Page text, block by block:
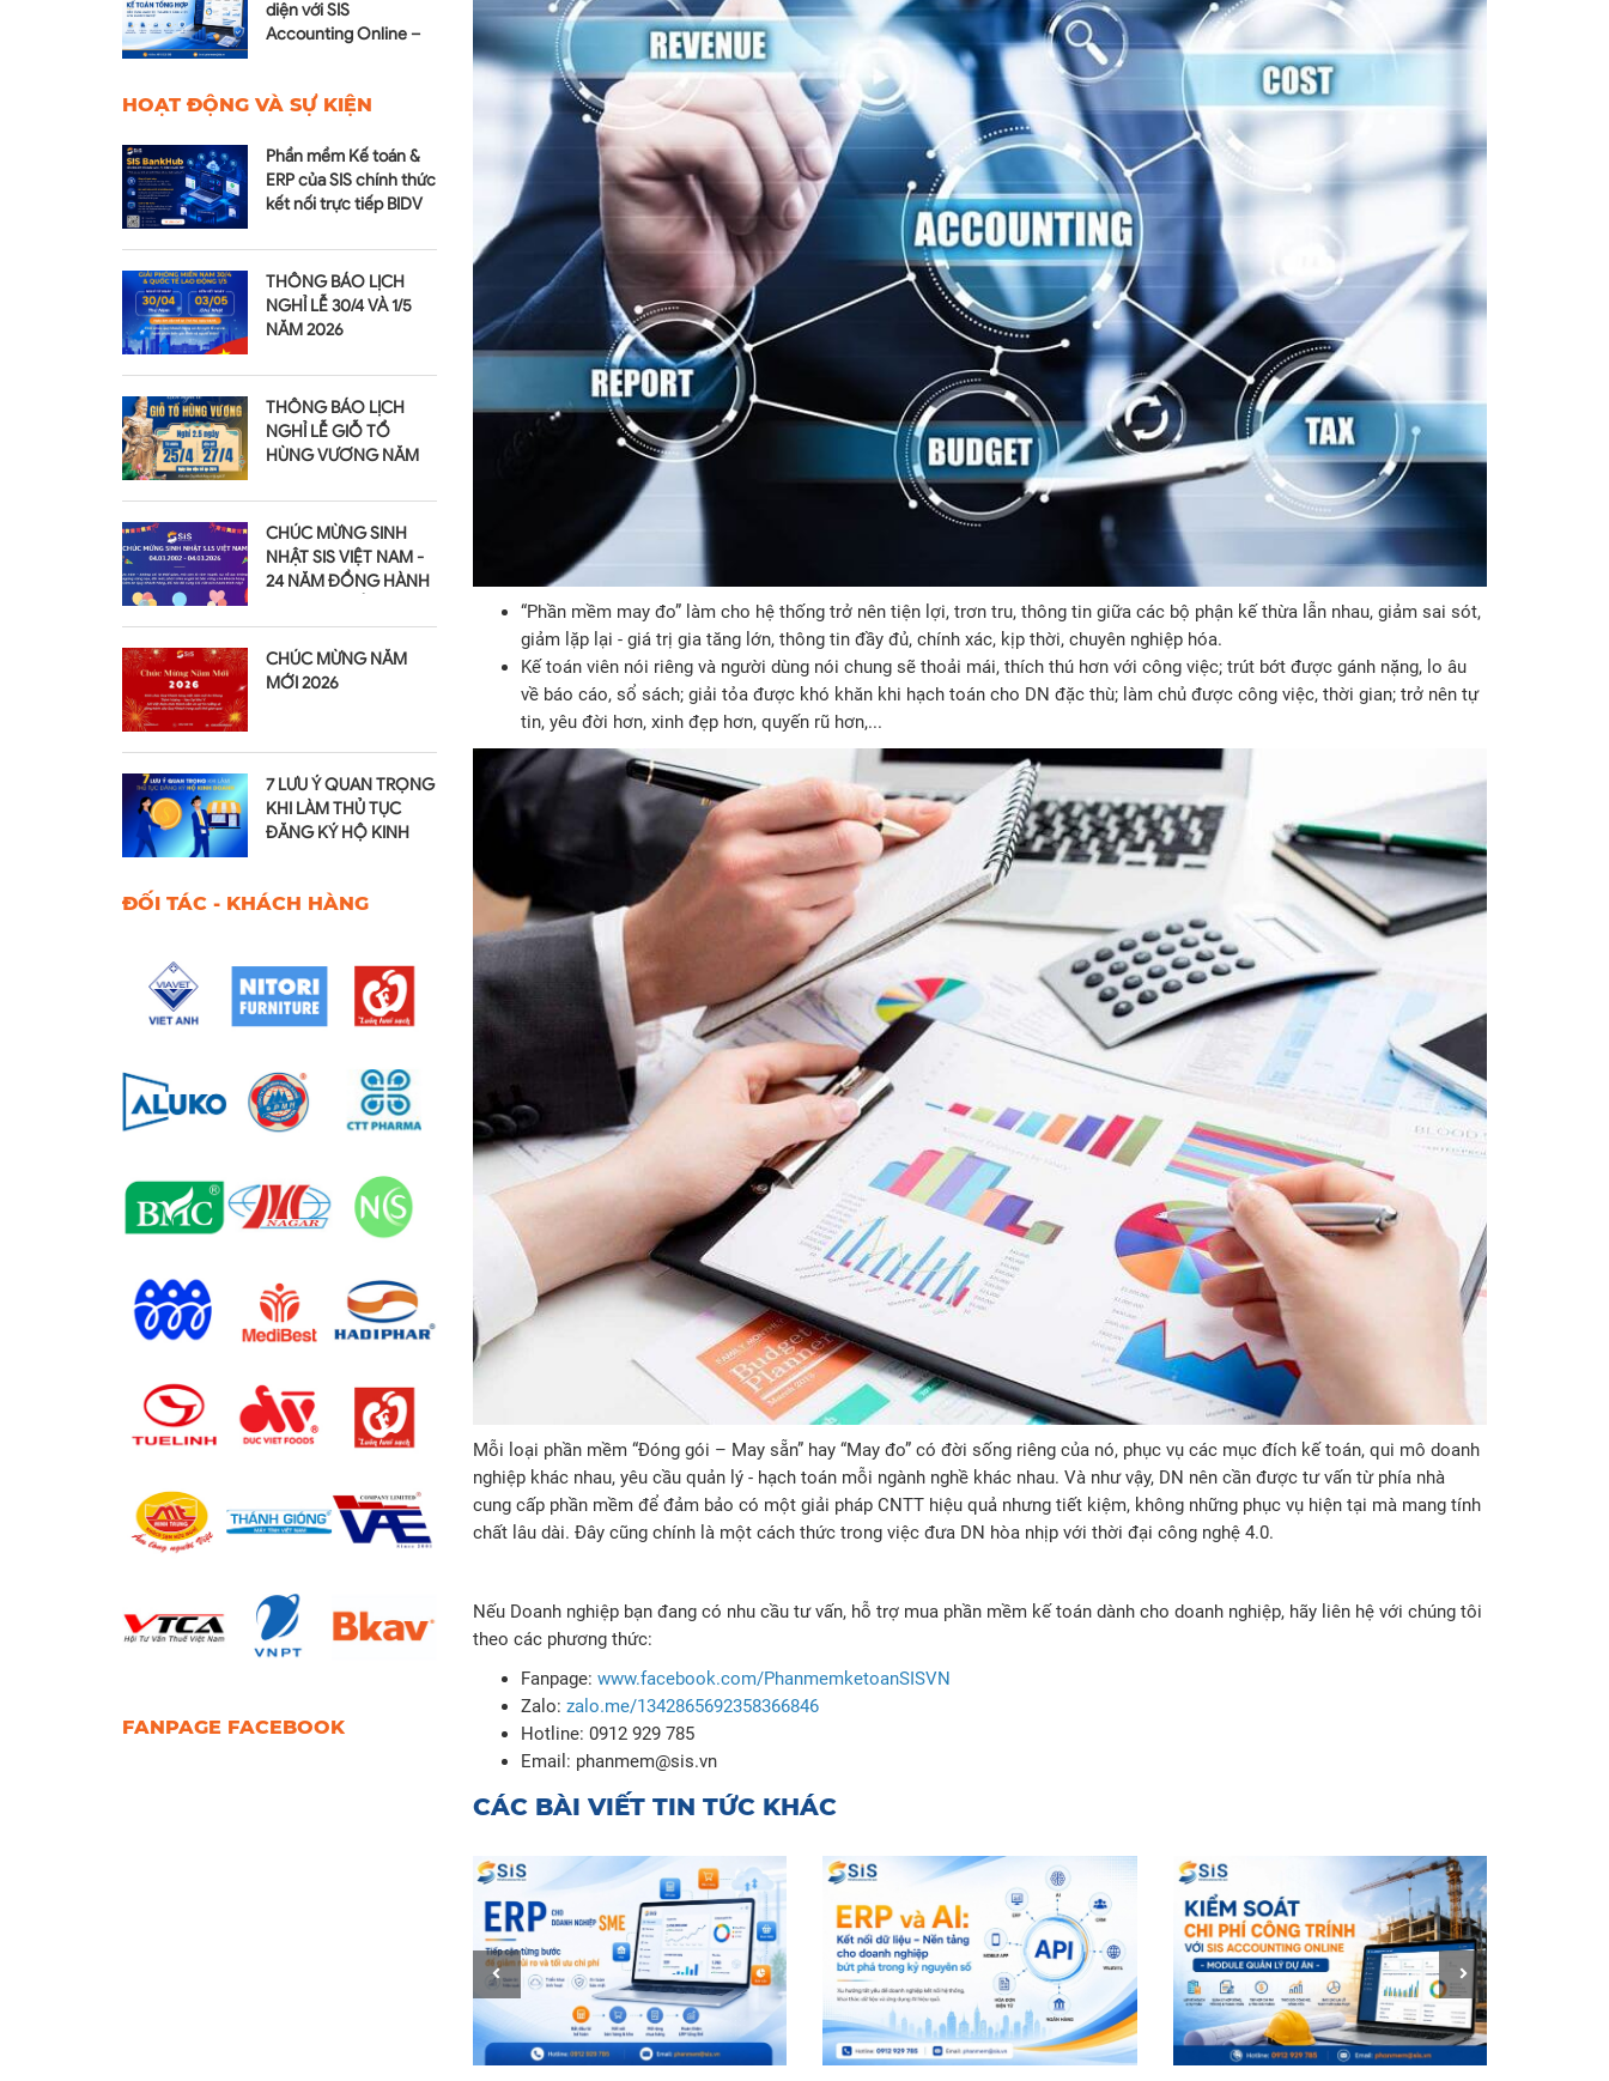
diện với SIS
Accounting Online –
HOẠT ĐỘNG VÀ SỰ KIỆN
Phần mềm Kế toán &
ERP của SIS chính thức
kết nối trực tiếp BIDV
THÔNG BÁO LỊCH
NGHỈ LỄ 30/4 VÀ 1/5
NĂM 2026
THÔNG BÁO LỊCH
NGHỈ LỄ GIỖ TỔ
HÙNG VƯƠNG NĂM
CHÚC MỪNG SINH
NHẬT SIS VIỆT NAM -
24 NĂM ĐỒNG HÀNH
CHÚC MỪNG NĂM
MỚI 2026
7 LƯU Ý QUAN TRỌNG
KHI LÀM THỦ TỤC
ĐĂNG KÝ HỘ KINH
ĐỐI TÁC - KHÁCH HÀNG
FANPAGE FACEBOOK
“Phần mềm may đo” làm cho hệ thống trở nên tiện lợi, trơn tru, thông tin giữa các bộ phận kế thừa lẫn nhau, giảm sai sót,
giảm lặp lại - giá trị gia tăng lớn, thông tin đầy đủ, chính xác, kịp thời, chuyên nghiệp hóa.
Kế toán viên nói riêng và người dùng nói chung sẽ thoải mái, thích thú hơn với công việc; trút bớt được gánh nặng, lo âu
về báo cáo, sổ sách; giải tỏa được khó khăn khi hạch toán cho DN đặc thù; làm chủ được công việc, thời gian; trở nên tự
tin, yêu đời hơn, xinh đẹp hơn, quyến rũ hơn,...
Mỗi loại phần mềm “Đóng gói – May sẵn” hay “May đo” có đời sống riêng của nó, phục vụ các mục đích kế toán, qui mô doanh
nghiệp khác nhau, yêu cầu quản lý - hạch toán mỗi ngành nghề khác nhau. Và như vậy, DN nên cần được tư vấn từ phía nhà
cung cấp phần mềm để đảm bảo có một giải pháp CNTT hiệu quả nhưng tiết kiệm, không những phục vụ hiện tại mà mang tính
chất lâu dài. Đây cũng chính là một cách thức trong việc đưa DN hòa nhịp với thời đại công nghệ 4.0.
Nếu Doanh nghiệp bạn đang có nhu cầu tư vấn, hỗ trợ mua phần mềm kế toán dành cho doanh nghiệp, hãy liên hệ với chúng tôi
theo các phương thức:
Fanpage: www.facebook.com/PhanmemketoanSISVN
Zalo: zalo.me/1342865692358366846
Hotline: 0912 929 785
Email: phanmem@sis.vn
CÁC BÀI VIẾT TIN TỨC KHÁC